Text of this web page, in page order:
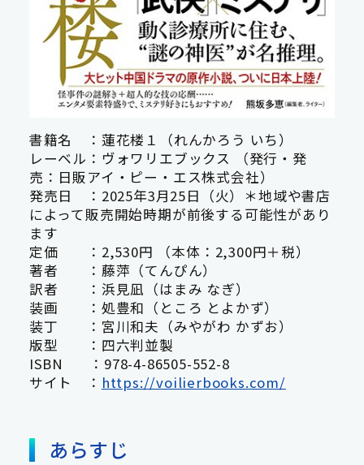
書籍名 ：蓮花楼１（れんかろう いち）
レーベル：ヴォワリエブックス （発行・発
売：日販アイ・ピー・エス株式会社）
発売日 ：2025年3月25日（火）＊地域や書店
によって販売開始時期が前後する可能性があり
ます
定価 ：2,530円 （本体：2,300円＋税）
著者 ：藤萍（てんぴん）
訳者 ：浜見凪（はまみ なぎ）
装画 ：処豊和（ところ とよかず）
装丁 ：宮川和夫（みやがわ かずお）
版型 ：四六判並製
ISBN ：978-4-86505-552-8
サイト ： https://voilierbooks.com/
あらすじ